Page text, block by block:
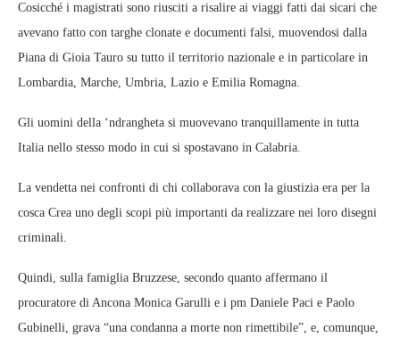
Cosicché i magistrati sono riusciti a risalire ai viaggi fatti dai sicari che
avevano fatto con targhe clonate e documenti falsi, muovendosi dalla
Piana di Gioia Tauro su tutto il territorio nazionale e in particolare in
Lombardia, Marche, Umbria, Lazio e Emilia Romagna.
Gli uomini della ‘ndrangheta si muovevano tranquillamente in tutta
Italia nello stesso modo in cui si spostavano in Calabria.
La vendetta nei confronti di chi collaborava con la giustizia era per la
cosca Crea uno degli scopi più importanti da realizzare nei loro disegni
criminali.
Quindi, sulla famiglia Bruzzese, secondo quanto affermano il
procuratore di Ancona Monica Garulli e i pm Daniele Paci e Paolo
Gubinelli, grava “una condanna a morte non rimettibile”, e, comunque,